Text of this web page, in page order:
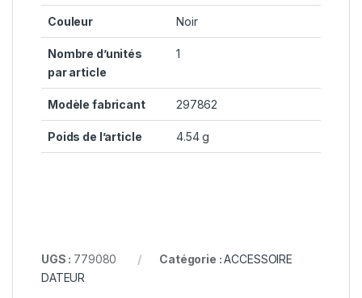
Couleur Noir
Nombre d’unités
par article
1
Modèle fabricant 297862
Poids de l’article 4.54 g
UGS : 779080 Catégorie :ACCESSOIRE
DATEUR